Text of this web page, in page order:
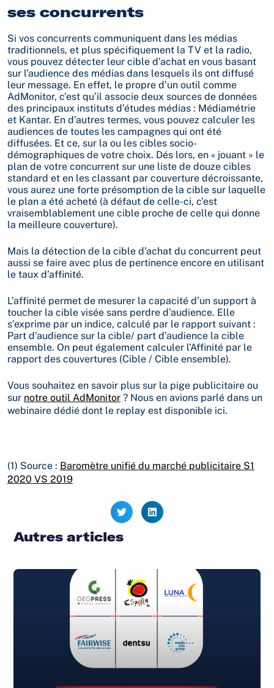
ses concurrents
Si vos concurrents communiquent dans les médias
traditionnels, et plus spécifiquement la TV et la radio,
vous pouvez détecter leur cible d’achat en vous basant
sur l’audience des médias dans lesquels ils ont diffusé
leur message. En effet, le propre d’un outil comme
AdMonitor, c’est qu’il associe deux sources de données
des principaux instituts d’études médias : Médiamétrie
et Kantar. En d’autres termes, vous pouvez calculer les
audiences de toutes les campagnes qui ont été
diffusées. Et ce, sur la ou les cibles socio-
démographiques de votre choix. Dés lors, en « jouant » le
plan de votre concurrent sur une liste de douze cibles
standard et en les classant par couverture décroissante,
vous aurez une forte présomption de la cible sur laquelle
le plan a été acheté (à défaut de celle-ci, c’est
vraisemblablement une cible proche de celle qui donne
la meilleure couverture).
Mais la détection de la cible d’achat du concurrent peut
aussi se faire avec plus de pertinence encore en utilisant
le taux d’affinité.
L’affinité permet de mesurer la capacité d’un support à
toucher la cible visée sans perdre d’audience. Elle
s’exprime par un indice, calculé par le rapport suivant :
Part d’audience sur la cible/ part d’audience la cible
ensemble. On peut également calculer l’Affinité par le
rapport des couvertures (Cible / Cible ensemble).
Vous souhaitez en savoir plus sur la pige publicitaire ou
sur notre outil AdMonitor ? Nous en avions parlé dans un
webinaire dédié dont le replay est disponible ici.
(1) Source : Baromètre unifié du marché publicitaire S1
2020 VS 2019
Autres articles